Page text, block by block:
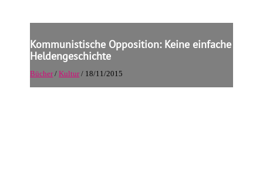
Kommunistische Opposition: Keine einfache
Heldengeschichte
Bücher/Kultur/ 18/11/2015